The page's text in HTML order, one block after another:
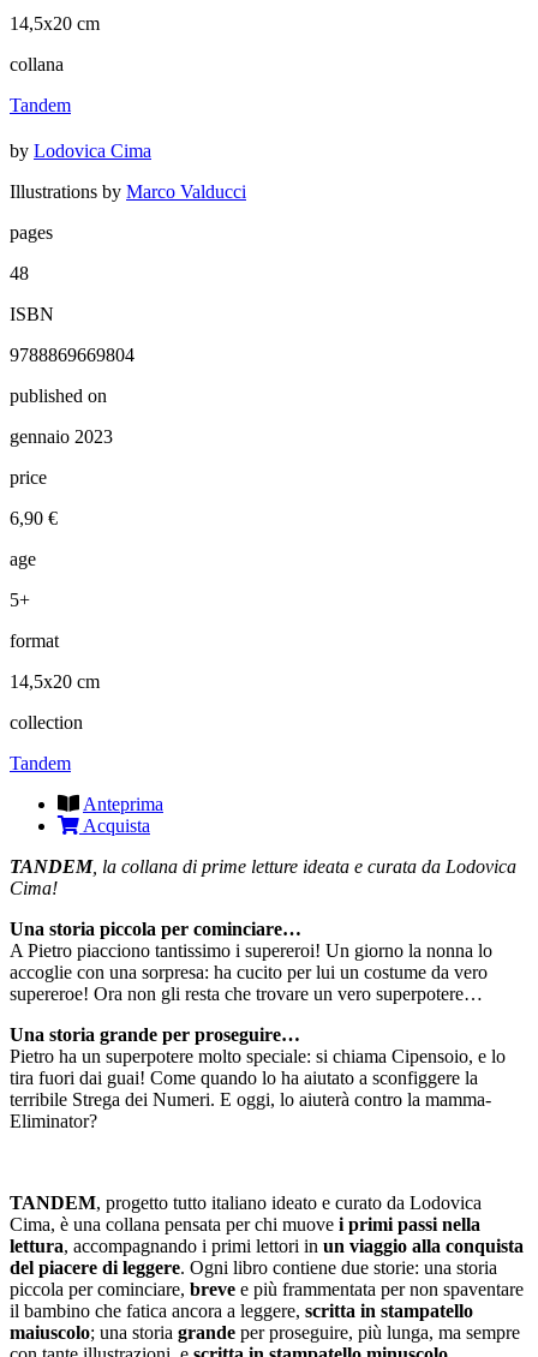
14,5x20 cm
collana
Tandem
by Lodovica Cima
Illustrations by Marco Valducci
pages
48
ISBN
9788869669804
published on
gennaio 2023
price
6,90 €
age
5+
format
14,5x20 cm
collection
Tandem
Anteprima
Acquista
TANDEM, la collana di prime letture ideata e curata da Lodovica
Cima!
Una storia piccola per cominciare…
A Pietro piacciono tantissimo i supereroi! Un giorno la nonna lo
accoglie con una sorpresa: ha cucito per lui un costume da vero
supereroe! Ora non gli resta che trovare un vero superpotere…
Una storia grande per proseguire…
Pietro ha un superpotere molto speciale: si chiama Cipensoio, e lo
tira fuori dai guai! Come quando lo ha aiutato a sconfiggere la
terribile Strega dei Numeri. E oggi, lo aiuterà contro la mamma-
Eliminator?
TANDEM, progetto tutto italiano ideato e curato da Lodovica
Cima, è una collana pensata per chi muove i primi passi nella
lettura, accompagnando i primi lettori in un viaggio alla conquista
del piacere di leggere. Ogni libro contiene due storie: una storia
piccola per cominciare, breve e più frammentata per non spaventare
il bambino che fatica ancora a leggere, scritta in stampatello
maiuscolo; una storia grande per proseguire, più lunga, ma sempre